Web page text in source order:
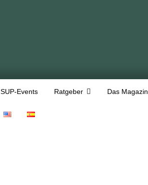
SUP-Events Ratgeber Das Magazin